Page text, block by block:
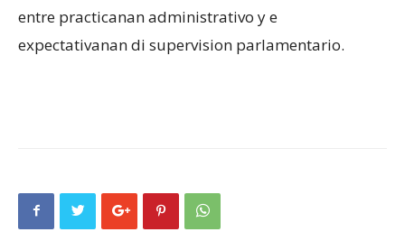
entre practicanan administrativo y e
expectativanan di supervision parlamentario.